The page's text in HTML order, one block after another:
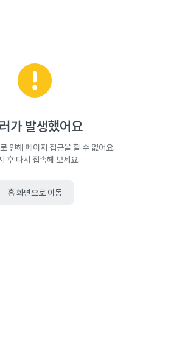
가 발생했어요
인해 페이지 접근을 할 수 없어요.
후 다시 접속해 보세요.
홈 화면으로 이동